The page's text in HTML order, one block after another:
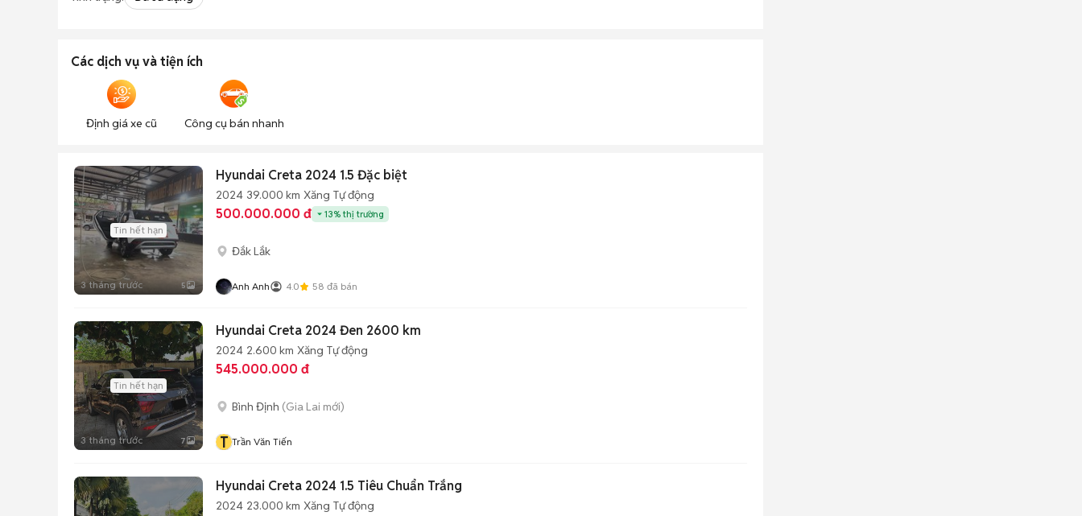
Các dịch vụ và tiện ích
Định giá xe cũ Công cụ bán nhanh
Tin hết hạn
3 tháng trước 5
Hyundai Creta 2024 1.5 Đặc biệt
2024 39.000 km Xăng Tự động
500.000.000 đ 13% thị trường
Đắk Lắk
Anh Anh 4.0 58 đã bán
Tin hết hạn
3 tháng trước 7
Hyundai Creta 2024 Đen 2600 km
2024 2.600 km Xăng Tự động
545.000.000 đ
Bình Định (Gia Lai mới)
T Trần Văn Tiến
Hyundai Creta 2024 1.5 Tiêu Chuẩn Trắng
2024 23.000 km Xăng Tự động